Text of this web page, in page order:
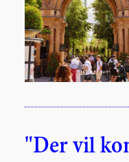
"Der vil